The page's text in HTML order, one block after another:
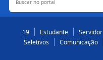
19
Estudante Servidor
Seletivos
Comunicação